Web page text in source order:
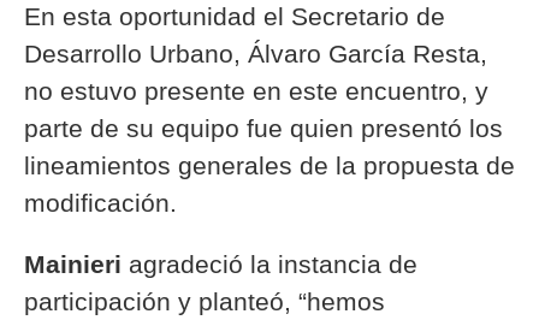
En esta oportunidad el Secretario de
Desarrollo Urbano, Álvaro García Resta,
no estuvo presente en este encuentro, y
parte de su equipo fue quien presentó los
lineamientos generales de la propuesta de
modificación.
Mainieri agradeció la instancia de
participación y planteó, “hemos